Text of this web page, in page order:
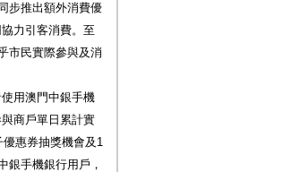
步推出額外消費優
力引客消費。至
市民實際參與及消
用澳門中銀手機
商戶單日累計實
惠券抽獎機會及1
銀手機銀行用戶，